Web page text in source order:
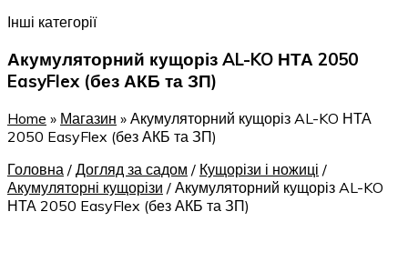
Інші категорії
Акумуляторний кущоріз AL-KO НТА 2050
EasyFlex (без АКБ та ЗП)
Home » Магазин » Акумуляторний кущоріз AL-KO НТА
2050 EasyFlex (без АКБ та ЗП)
Головна / Догляд за садом / Кущорізи і ножиці /
Акумуляторні кущорізи / Акумуляторний кущоріз AL-KO
НТА 2050 EasyFlex (без АКБ та ЗП)